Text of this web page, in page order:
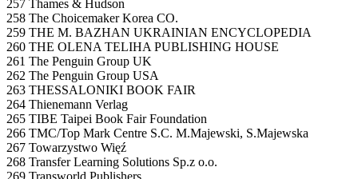
257 Thames & Hudson
258 The Choicemaker Korea CO.
259 THE M. BAZHAN UKRAINIAN ENCYCLOPEDIA
260 THE OLENA TELIHA PUBLISHING HOUSE
261 The Penguin Group UK
262 The Penguin Group USA
263 THESSALONIKI BOOK FAIR
264 Thienemann Verlag
265 TIBE Taipei Book Fair Foundation
266 TMC/Top Mark Centre S.C. M.Majewski, S.Majewska
267 Towarzystwo Więź
268 Transfer Learning Solutions Sp.z o.o.
269 Transworld Publishers